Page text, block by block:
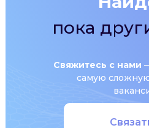
Свяжитесь с нами
самую
пока